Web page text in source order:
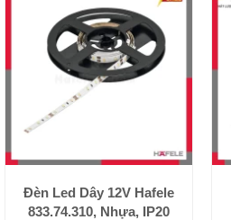
Đèn Led Dây 12V Hafele
833.74.310, Nhựa, IP20